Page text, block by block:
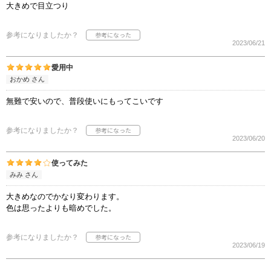
大きめで目立つり
参考になりましたか？
2023/06/21
愛用中
おかめ さん
無難で安いので、普段使いにもってこいです
参考になりましたか？
2023/06/20
使ってみた
みみ さん
大きめなのでかなり変わります。
色は思ったよりも暗めでした。
参考になりましたか？
2023/06/19